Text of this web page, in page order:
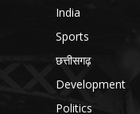
India
Sports
छत्तीसगढ़
Development
Politics